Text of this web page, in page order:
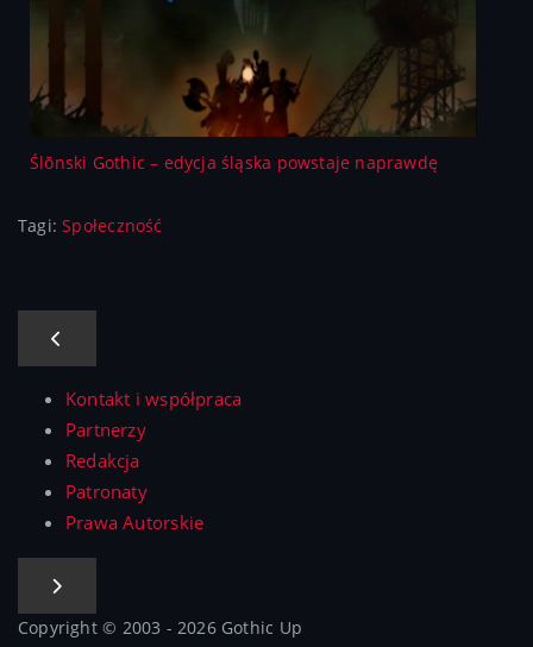
Ślōnski Gothic – edycja śląska powstaje naprawdę
Tagi:Społeczność
Kontakt i współpraca
Partnerzy
Redakcja
Patronaty
Prawa Autorskie
Copyright © 2003 - 2026 Gothic Up